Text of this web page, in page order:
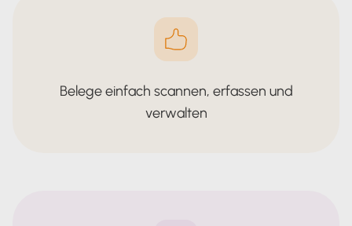
Belege einfach scannen, erfassen und
verwalten